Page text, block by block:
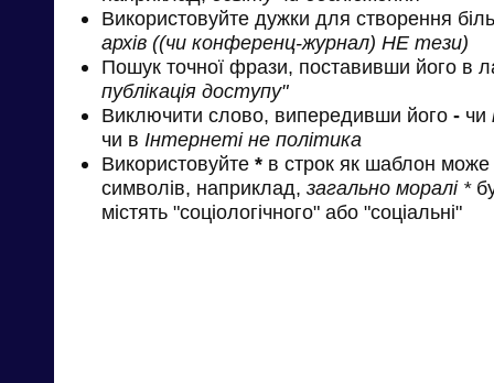
Використовуйте дужки для створення
архів ((чи конференц-журнал) НЕ тези)
Пошук точної фрази, поставивши його в
публікація доступу"
Виключити слово, випередивши його - чи
чи в Інтернеті не політика
Використовуйте * в строк як шаблон може
символів, наприклад, загально моралі *
містять "соціологічного" або "соціальні"